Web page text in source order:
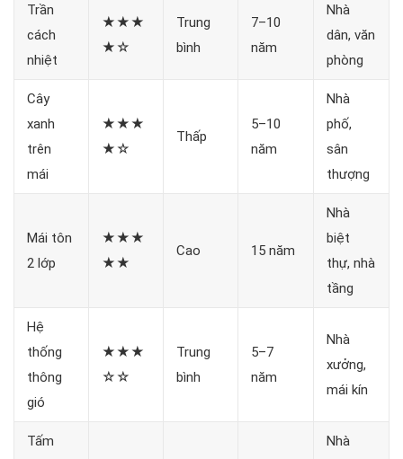
Trần
cách
nhiệt
★★★
★☆
Trung
bình
7–10
năm
Nhà
dân, văn
phòng
Cây
xanh
trên
mái
★★★
★☆
Thấp
5–10
năm
Nhà
phố,
sân
thượng
Mái tôn
2 lớp
★★★
★★
Cao 15 năm
Nhà
biệt
thự, nhà
tầng
Hệ
thống
thông
gió
★★★
☆☆
Trung
bình
5–7
năm
Nhà
xưởng,
mái kín
Tấm
Nhà